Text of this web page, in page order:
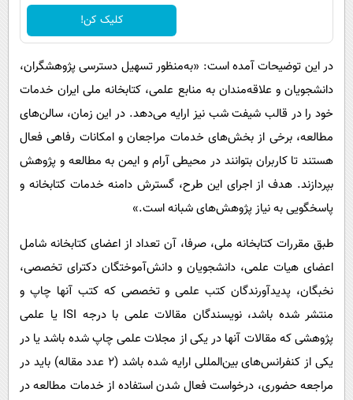
کلیک کن!
در این توضیحات آمده است: «به‌منظور تسهیل دسترسی پژوهشگران،
دانشجویان و علاقه‌مندان به منابع علمی، کتابخانه ملی ایران خدمات
خود را در قالب شیفت شب نیز ارایه می‌دهد. در این زمان، سالن‌های
مطالعه، برخی از بخش‌های خدمات مراجعان و امکانات رفاهی فعال
هستند تا کاربران بتوانند در محیطی آرام و ایمن به مطالعه و پژوهش
بپردازند. هدف از اجرای این طرح، گسترش دامنه خدمات کتابخانه و
پاسخگویی به نیاز پژوهش‌های شبانه است.»
طبق مقررات کتابخانه ملی، صرفا، آن تعداد از اعضای کتابخانه شامل
اعضای هیات علمی، دانشجویان و دانش‌آموختگان دکترای تخصصی،
نخبگان، پدیدآورندگان کتب علمی و تخصصی که کتب آنها چاپ و
منتشر شده باشد، نویسندگان مقالات علمی با درجه ISI یا علمی
پژوهشی که مقالات آنها در یکی از مجلات علمی چاپ شده باشد یا در
یکی از کنفرانس‌های بین‌المللی ارایه شده باشد (۲ عدد مقاله) باید در
مراجعه حضوری، درخواست فعال شدن استفاده از خدمات مطالعه در